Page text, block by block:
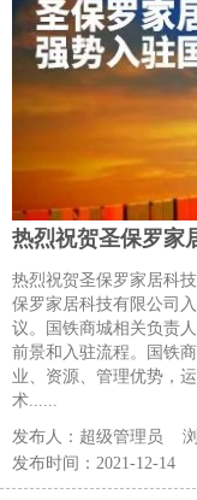
热烈祝贺圣保罗家
热烈祝贺圣保罗家居科
保罗家居科技有限公司
议。国铁商城相关负责
前景和入驻流程。国铁
业、资源、管理优势，
术......
发布人： 超级管理员 浏
发布时间： 2021-12-14